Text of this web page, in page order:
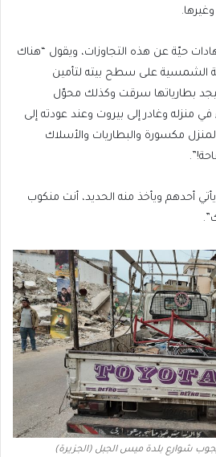
حيّة عن هذه التجاوزات، ويقول “هناك
على سطح بيته لتأمين
بطارياتها سرقت وكذلك محوّل
في منزله وغادر إلى بيروت وعند عودته إلى
مكسورة والبطاريات والأسلاك
أحدهم ويأخذ منه الحديد، أنت منكوب
شوارع بلدة ميس الجبل (الجزيرة)